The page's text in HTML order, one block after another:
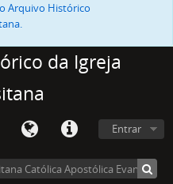
Arquivo Histórico
da Igreja
Entrar